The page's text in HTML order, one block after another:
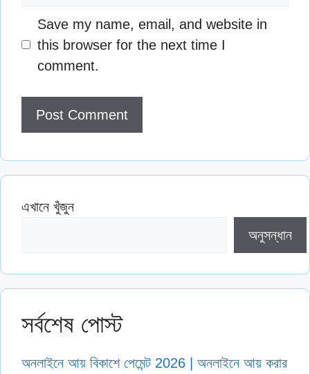
Save my name, email, and website in
this browser for the next time I
comment.
এখানে খুঁজুন
অনুসন্ধান
সর্বশেষ পোস্ট
অনলাইনে আয় বিকাশে পেমেন্ট 2026 | অনলাইনে আয় করার